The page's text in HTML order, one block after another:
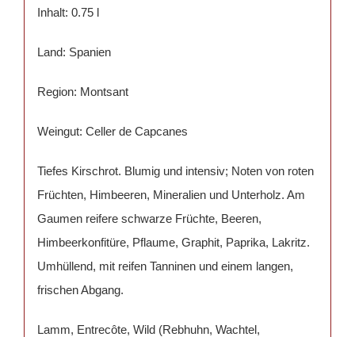
Inhalt: 0.75 l
Land: Spanien
Region: Montsant
Weingut: Celler de Capcanes
Tiefes Kirschrot. Blumig und intensiv; Noten von roten
Früchten, Himbeeren, Mineralien und Unterholz. Am
Gaumen reifere schwarze Früchte, Beeren,
Himbeerkonfitüre, Pflaume, Graphit, Paprika, Lakritz.
Umhüllend, mit reifen Tanninen und einem langen,
frischen Abgang.
Lamm, Entrecôte, Wild (Rebhuhn, Wachtel,